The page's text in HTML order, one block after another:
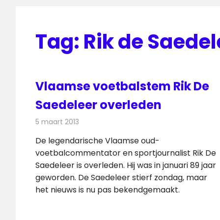
Tag: Rik de
Vlaamse voetbalstem Rik De
Saedeleer overleden
5 maart 2013
De legendarische Vlaamse oud-
voetbalcommentator en sportjournalist Rik De
Saedeleer is overleden. Hij was in januari 89 jaar
geworden. De Saedeleer stierf zondag, maar
het nieuws is nu pas bekendgemaakt.